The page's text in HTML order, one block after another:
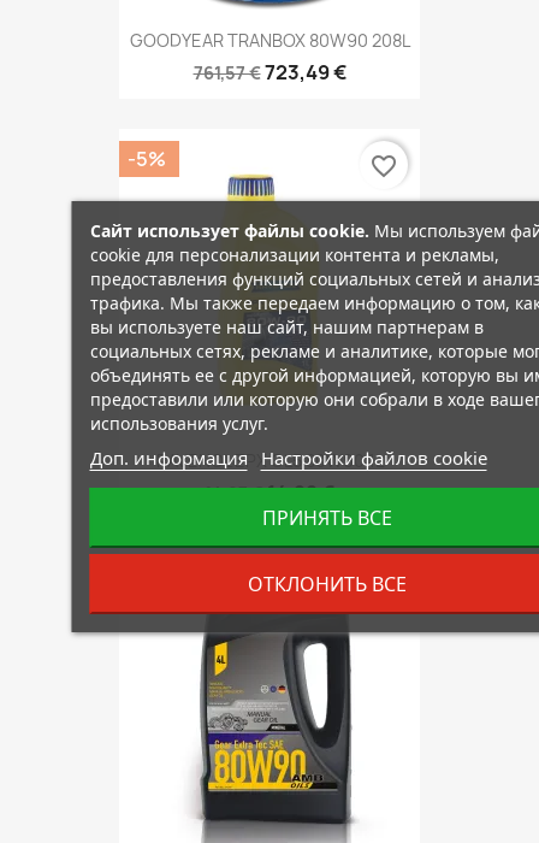
GOODYEAR TRANBOX 80W90 208L
761,57 €723,49 €
RAVENOL EPX GL5 80W90 1L
14,97 €14,22 €
-5% favorite_border
favorite_border
Сайт использует файлы cookie. Мы используем
cookie для персонализации контента и рекламы,
предоставления функций социальных сетей и
трафика. Мы также передаем информацию о том,
вы используете наш сайт, нашим партнерам в
социальных сетях, рекламе и аналитике, которые
объединять ее с другой информацией, которую вы
предоставили или которую они собрали в ходе
использования услуг.
Доп. информация Настройки файлов cookie
ОТКЛОНИТЬ ВСЕ
ПРИНЯТЬ ВСЕ